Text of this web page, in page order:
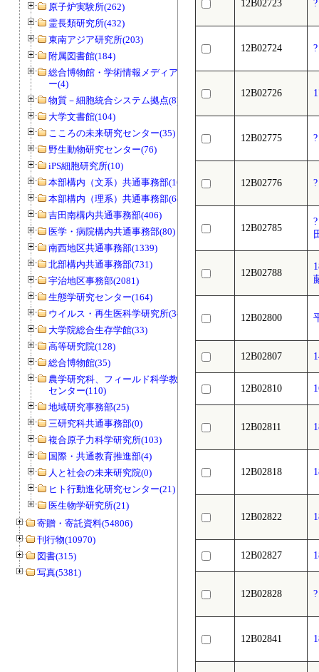
原子炉実験所(262)
霊長類研究所(432)
東南アジア研究所(203)
附属図書館(184)
総合博物館・学術情報メディアセンタ
ー(4)
物質－細胞統合システム拠点(8)
大学文書館(104)
こころの未来研究センター(35)
野生動物研究センター(76)
iPS細胞研究所(10)
本部構内（文系）共通事務部(165)
本部構内（理系）共通事務部(646)
吉田南構内共通事務部(406)
医学・病院構内共通事務部(80)
南西地区共通事務部(1339)
北部構内共通事務部(731)
宇治地区事務部(2081)
生態学研究センター(164)
ウイルス・再生医科学研究所(34)
大学院総合生存学館(33)
高等研究院(128)
総合博物館(35)
農学研究科、フィールド科学教育研究
センター(110)
地域研究事務部(25)
三研究科共通事務部(0)
複合原子力科学研究所(103)
国際・共通教育推進部(4)
人と社会の未来研究院(0)
ヒト行動進化研究センター(21)
医生物学研究所(21)
寄贈・寄託資料(54806)
刊行物(10970)
図書(315)
写真(5381)
12B02723
12B02724
12B02726
12B02775
12B02776
12B02785
12B02788
12B02800
12B02807
12B02810
12B02811
12B02818
12B02822
12B02827
12B02828
12B02841